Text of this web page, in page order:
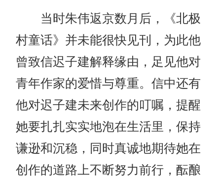
当时朱伟返京数月后，《北极
村童话》并未能很快见刊，为此他
曾致信迟子建解释缘由，足见他对
青年作家的爱惜与尊重。信中还有
他对迟子建未来创作的叮嘱，提醒
她要扎扎实实地泡在生活里，保持
谦逊和沉稳，同时真诚地期待她在
创作的道路上不断努力前行，酝酿